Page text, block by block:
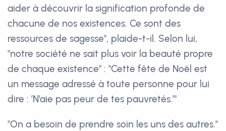
aider à découvrir la signification profonde de
chacune de nos existences. Ce sont des
ressources de sagesse", plaide-t-il. Selon lui,
"notre société ne sait plus voir la beauté propre
de chaque existence" : "Cette fête de Noël est
un message adressé à toute personne pour lui
dire : ’N’aie pas peur de tes pauvretés.’"
"On a besoin de prendre soin les uns des autres."